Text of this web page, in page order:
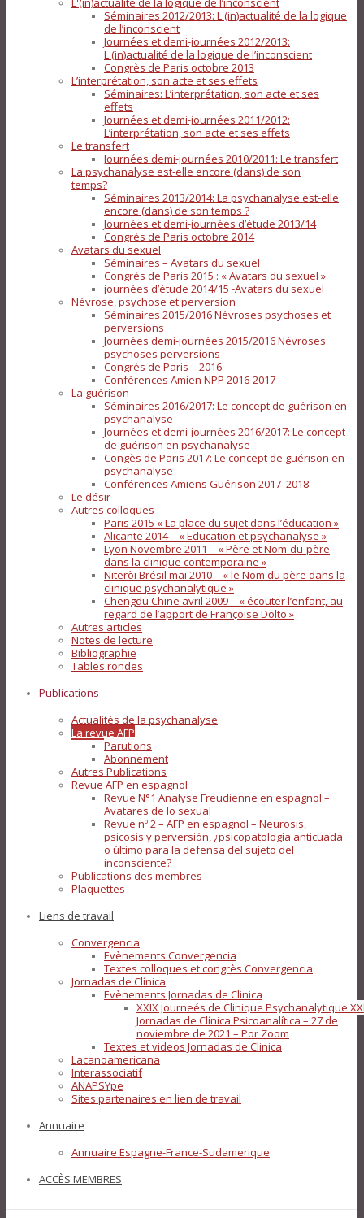
Séminaires 2012/2013: L'(in)actualité de la logique
de l’inconscient
Journées et demi-journées 2012/2013:
L'(in)actualité de la logique de l’inconscient
Congrès de Paris octobre 2013
L’interprétation, son acte et ses effets
Séminaires: L’interprétation, son acte et ses
effets
Journées et demi-journées 2011/2012:
L’interprétation, son acte et ses effets
Le transfert
Journées demi-journées 2010/2011: Le transfert
La psychanalyse est-elle encore (dans) de son
temps?
Séminaires 2013/2014: La psychanalyse est-elle
encore (dans) de son temps ?
Journées et demi-journées d’étude 2013/14
Congrès de Paris octobre 2014
Avatars du sexuel
Séminaires – Avatars du sexuel
Congrès de Paris 2015 : « Avatars du sexuel »
journées d’étude 2014/15 -Avatars du sexuel
Névrose, psychose et perversion
Séminaires 2015/2016 Névroses psychoses et
perversions
Journées demi-journées 2015/2016 Névroses
psychoses perversions
Congrès de Paris – 2016
Conférences Amien NPP 2016-2017
La guérison
Séminaires 2016/2017: Le concept de guérison en
psychanalyse
Journées et demi-journées 2016/2017: Le concept
de guérison en psychanalyse
Congès de Paris 2017: Le concept de guérison en
psychanalyse
Conférences Amiens Guérison 2017_2018
Le désir
Autres colloques
Paris 2015 « La place du sujet dans l’éducation »
Alicante 2014 – « Education et psychanalyse »
Lyon Novembre 2011 – « Père et Nom-du-père
dans la clinique contemporaine »
Niteròi Brésil mai 2010 – « le Nom du père dans la
clinique psychanalytique »
Chengdu Chine avril 2009 – « écouter l’enfant, au
regard de l’apport de Françoise Dolto »
Autres articles
Notes de lecture
Bibliographie
Tables rondes
Publications
Actualités de la psychanalyse
La revue AFP
Parutions
Abonnement
Autres Publications
Revue AFP en espagnol
Revue N°1 Analyse Freudienne en espagnol –
Avatares de lo sexual
Revue nº 2 – AFP en espagnol – Neurosis,
psicosis y perversión, ¿psicopatología anticuada
o último para la defensa del sujeto del
inconsciente?
Publications des membres
Plaquettes
Liens de travail
Convergencia
Evènements Convergencia
Textes colloques et congrès Convergencia
Jornadas de Clínica
Evènements Jornadas de Clinica
XXIX Journeés de Clinique Psychanalytique
Jornadas de Clínica Psicoanalítica – 27 de
noviembre de 2021 – Por Zoom
Textes et videos Jornadas de Clinica
Lacanoamericana
Interassociatif
ANAPSYpe
Sites partenaires en lien de travail
Annuaire
Annuaire Espagne-France-Sudamerique
ACCÈS MEMBRES